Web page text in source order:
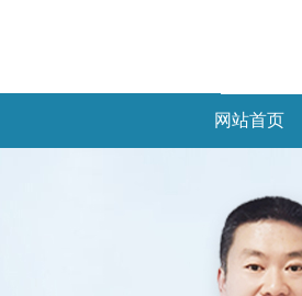
网站首页